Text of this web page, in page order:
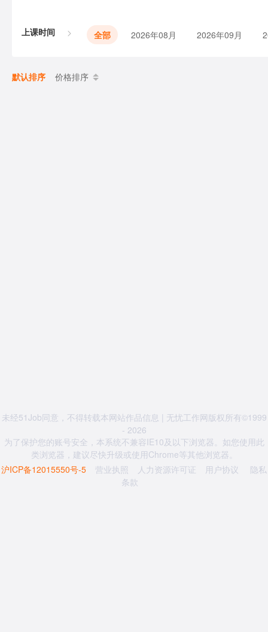
上课时间 全部 2026年08月 2026年09月
默认排序 价格排序
未经51Job同意，不得转载本网站作品信息 | 无忧工作网版权所有©1999
- 2026
为了保护您的账号安全，本系统不兼容IE10及以下浏览器。如您使用此
类浏览器，建议尽快升级或使用Chrome等其他浏览器。
沪ICP备12015550号-5
营业执照 人力资源许可证 用户协议
隐私
条款